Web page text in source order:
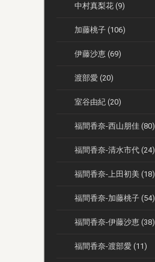
中村真梨花 (9)
加藤桃子 (106)
伊藤沙恵 (69)
渡部愛 (20)
室谷由紀 (20)
福間香奈-西山朋佳 (80)
福間香奈-清水市代 (24)
福間香奈-上田初美 (18)
福間香奈-加藤桃子 (54)
福間香奈-伊藤沙恵 (38)
福間香奈-渡部愛 (11)